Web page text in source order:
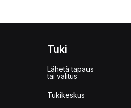
Tuki
Lähetä tapaus
tai valitus
Tukikeskus